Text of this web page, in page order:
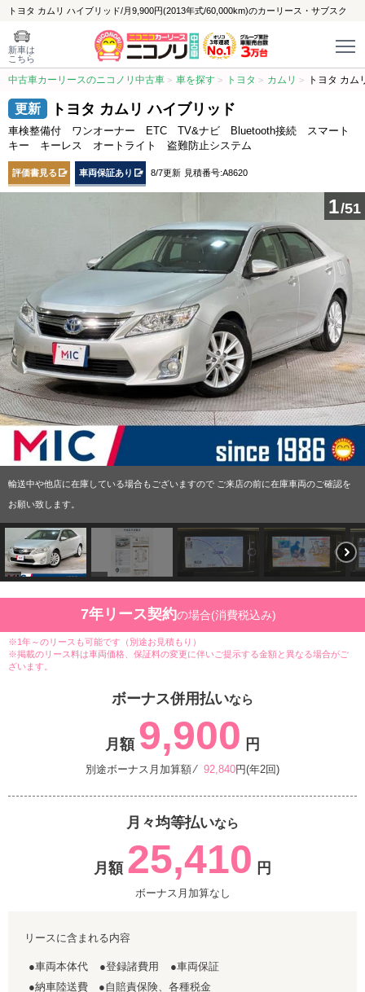
トヨタ カムリ ハイブリッド/月9,900円(2013年式/60,000km)のカーリース・サブスク
新車は
こちら
中古車カーリースのニコノリ中古車 車を探す トヨタ カムリ トヨタ カム
トヨタ カムリ ハイブリッド
車検整備付 ワンオーナー ETC TV&ナビ Bluetooth接続 スマート
キー キーレス オートライト 盗難防止システム
評価書見る 車両保証あり 8/7更新 見積番号:A8620
1/51
輸送中や他店に在庫している場合もございますので ご来店の前に在庫車両のご確認を
お願い致します。
7年リース契約の場合(消費税込み)
※1年～のリースも可能です（別途お見積もり）
※掲載のリース料は車両価格、保証料の変更に伴いご提示する金額と異なる場合がご
ざいます。
ボーナス併用払いなら
月額 9,900 円
別途ボーナス月加算額 ⁄ 92,840円(年2回)
月々均等払いなら
月額 25,410 円
ボーナス月加算なし
リースに含まれる内容
●車両本体代 ●登録諸費用
●車両保証
●納車陸送費 ●自賠責保険、各種税金